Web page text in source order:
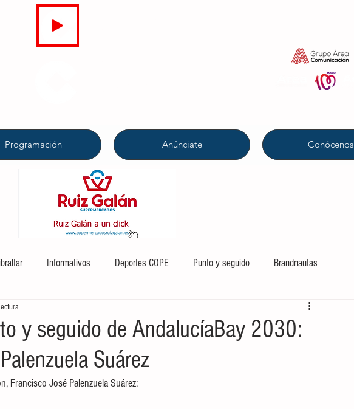
Programación Anúnciate Conócenos
Informativos Deportes COPE Punto y seguido Brandnautas
Crónicas del Mar
y seguido de AndalucíaBay 2030:
Suárez
Francisco José Palenzuela Suárez: